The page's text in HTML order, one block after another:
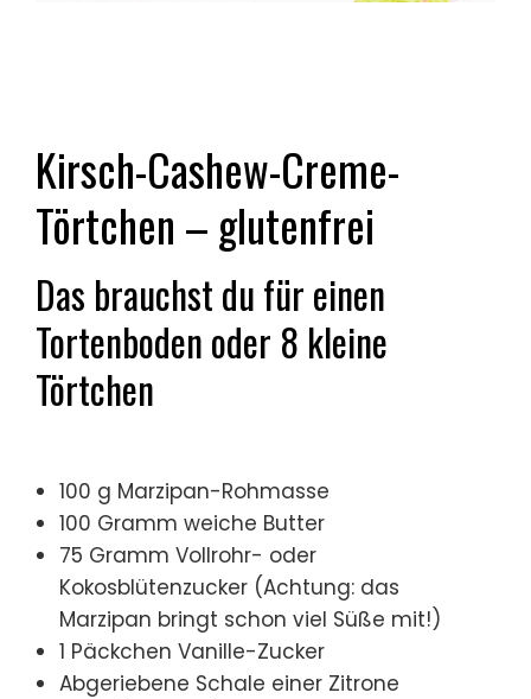
Kirsch-Cashew-Creme-
Törtchen – glutenfrei
Das brauchst du für einen
Tortenboden oder 8 kleine
Törtchen
100 g Marzipan-Rohmasse
100 Gramm weiche Butter
75 Gramm Vollrohr- oder
Kokosblütenzucker (Achtung: das
Marzipan bringt schon viel Süße mit!)
1 Päckchen Vanille-Zucker
Abgeriebene Schale einer Zitrone